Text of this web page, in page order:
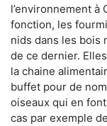
l’environnement
fonction, les
nids dans les bois
de ce dernier.
la chaine
buffet pour de
oiseaux qui en
cas par exemple